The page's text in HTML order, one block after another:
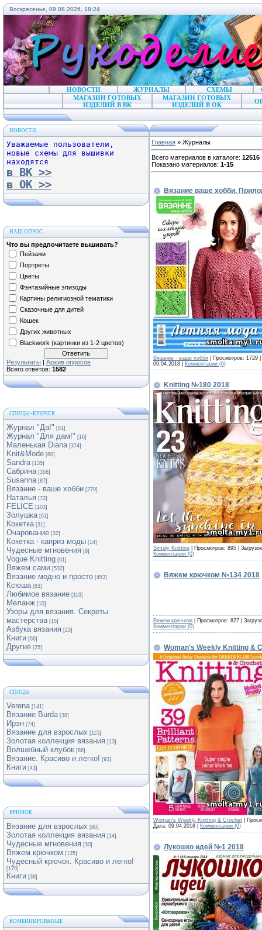
Воскресенье, 09.08.2026, 18:24
НОВОСТИ ЖУРНАЛЫ СХЕМЫ
МАГАЗИН ГОТОВЫХ
ИЗДЕЛИЙ В ВК
МАГАЗИН ГОТОВЫХ
ИЗДЕЛИЙ В ОК
НОВОСТИ
Уважаемые пользователи,
новые схемы для вышивки
находятся
в ВК >>
в ОК >>
НАШ ОПРОС
Что вы предпочитаете вышивать?
Пейзажи
Портреты
Цветы
Фэнтазийные эпизоды
Картины религиозной тематики
Сказочные для дитей
Кошек
Других животных
Blackwork (картинки из 1-2 цветов)
Результаты | Архив опросов
Всего ответов: 1582
СПИЦЫ+КРЮЧЕК
Журнал "Да!" [51]
Журнал "Для дам!" [16]
Маленькая Diana [374]
Knit&Mode [80]
Sandra [135]
Сабрина [358]
Susanna [87]
Вязание - ваше хобби [279]
Наталья [72]
FELICE [103]
Золушка [61]
Кокетка [31]
Очарование [32]
Кокетка - каприз моды [14]
Чудесные мгновения [9]
Vogue Knitting [61]
Вяжем сами [532]
Вязание модно и просто [453]
Ксюша [83]
Любимое вязание [119]
Меланж [10]
Узоры для вязания. Секреты
мастерства [15]
Азбука вязания [23]
Книги [66]
Другие [25]
СПИЦЫ
Verena [141]
Вязание Burda [38]
Ирэн [74]
Вязание для взрослых [115]
Золотая коллекция вязания [13]
Волшебный клубок [86]
Вязание. Красиво и легко! [93]
Книги [43]
КРЮЧОК
Вязание для взрослых [80]
Золотая коллекция вязания [14]
Чудесные мгновения [30]
Вяжем крючком [135]
Чудесный крючок. Красиво и легко!
[170]
Книги [38]
КОМБИНИРОВАНЫЕ
Главная » Журналы
Всего материалов в каталоге: 12516
Показано материалов: 1-15
Вязание ваше хобби.
Вязание - ваше хобби | Просмотров: 1729
09.04.2018
Комментарии (0)
Knitting №180 2018
Simply Knitting | Просмотров: 895 |
Комментарии (0)
Вяжем крючком №134 2018
Вяжем крючком | Просмотров: 827 |
Комментарии (0)
Woman's Weekly Knitting &
Woman's Weekly Knitting & Crochet |
Дата: 09.04.2018 Комментарии (0)
Лукошко идей №1 2018